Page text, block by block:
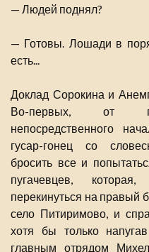
— Людей поднял?
— Готовы. Лошади в
есть...
Доклад Сорокина и
Во-первых, от
непосредственного
гусар-гонец со
бросить все и
пугачевцев,
перекинуться на правый
село Питиримово, и
хотя бы только
главным отрядом